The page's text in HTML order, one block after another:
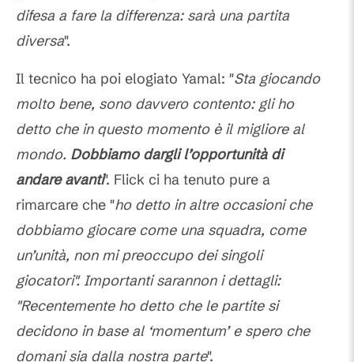
difesa a fare la differenza: sarà una partita
diversa".
Il tecnico ha poi elogiato Yamal: "Sta giocando
molto bene, sono davvero contento: gli ho
detto che in questo momento è il migliore al
mondo. Dobbiamo dargli l’opportunità di
andare avanti". Flick ci ha tenuto pure a
rimarcare che "ho detto in altre occasioni che
dobbiamo giocare come una squadra, come
un’unità, non mi preoccupo dei singoli
giocatori". Importanti sarannon i dettagli:
"Recentemente ho detto che le partite si
decidono in base al ‘momentum’ e spero che
domani sia dalla nostra parte".